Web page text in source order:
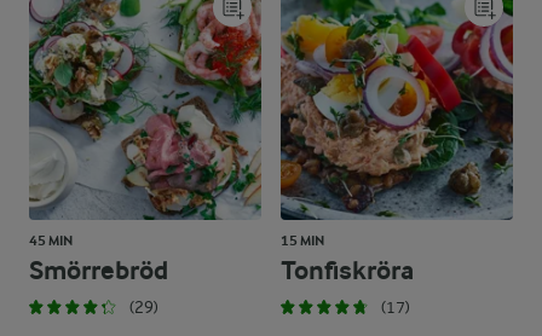
45 MIN
Smörrebröd
(29)
15 MIN
Tonfiskröra
(17)